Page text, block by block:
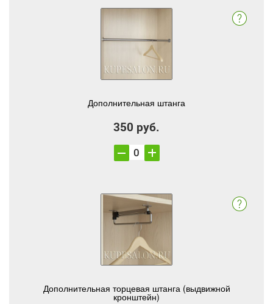
Дополнительная штанга
350 руб.
Дополнительная торцевая штанга (выдвижной
кронштейн)